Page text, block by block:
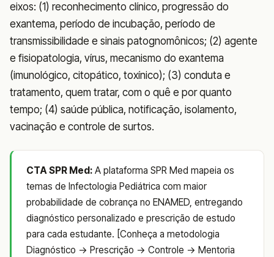
eixos: (1) reconhecimento clínico, progressão do
exantema, período de incubação, período de
transmissibilidade e sinais patognomônicos; (2) agente
e fisiopatologia, vírus, mecanismo do exantema
(imunológico, citopático, toxínico); (3) conduta e
tratamento, quem tratar, com o quê e por quanto
tempo; (4) saúde pública, notificação, isolamento,
vacinação e controle de surtos.
CTA SPR Med: A plataforma SPR Med mapeia os
temas de Infectologia Pediátrica com maior
probabilidade de cobrança no ENAMED, entregando
diagnóstico personalizado e prescrição de estudo
para cada estudante. [Conheça a metodologia
Diagnóstico → Prescrição → Controle → Mentoria